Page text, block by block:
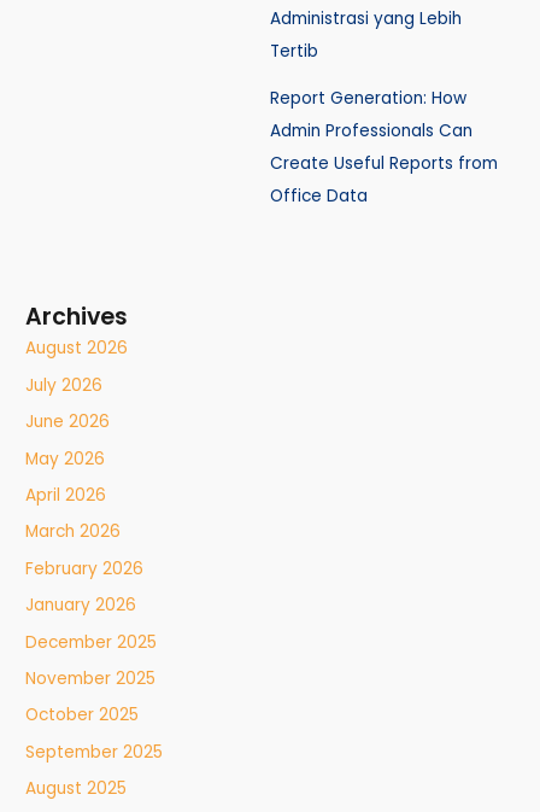
Administrasi yang Lebih
Tertib
Report Generation: How
Admin Professionals Can
Create Useful Reports from
Office Data
Archives
August 2026
July 2026
June 2026
May 2026
April 2026
March 2026
February 2026
January 2026
December 2025
November 2025
October 2025
September 2025
August 2025